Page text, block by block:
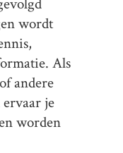
wordt
Als
andere
je
worden